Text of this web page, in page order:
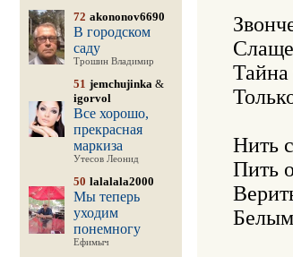
72 akononov6690
В городском
саду
Трошин Владимир
51 jemchujinka&
igorvol
Все хорошо,
прекрасная
маркиза
Утесов Леонид
50 lalalala2000
Мы теперь
уходим
понемногу
Ефимыч
Слаще
Тайна
Нить
Пить